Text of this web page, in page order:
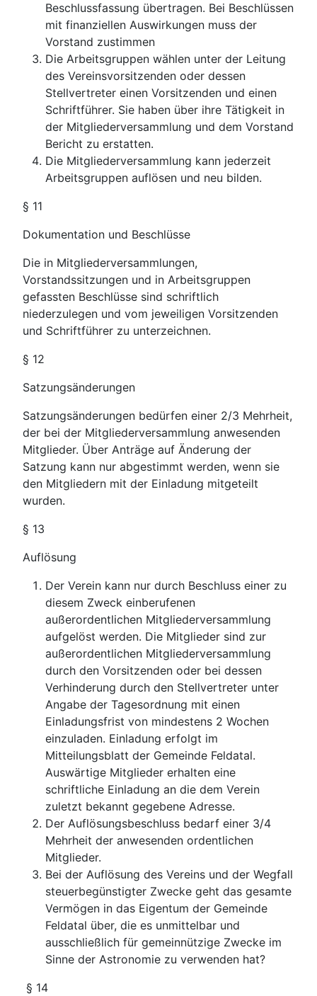
Beschlussfassung übertragen. Bei Beschlüssen
mit finanziellen Auswirkungen muss der
Vorstand zustimmen
Die Arbeitsgruppen wählen unter der Leitung
des Vereinsvorsitzenden oder dessen
Stellvertreter einen Vorsitzenden und einen
Schriftführer. Sie haben über ihre Tätigkeit in
der Mitgliederversammlung und dem Vorstand
Bericht zu erstatten.
Die Mitgliederversammlung kann jederzeit
Arbeitsgruppen auflösen und neu bilden.
§ 11
Dokumentation und Beschlüsse
Die in Mitgliederversammlungen,
Vorstandssitzungen und in Arbeitsgruppen
gefassten Beschlüsse sind schriftlich
niederzulegen und vom jeweiligen Vorsitzenden
und Schriftführer zu unterzeichnen.
§ 12
Satzungsänderungen
Satzungsänderungen bedürfen einer 2/3 Mehrheit,
der bei der Mitgliederversammlung anwesenden
Mitglieder. Über Anträge auf Änderung der
Satzung kann nur abgestimmt werden, wenn sie
den Mitgliedern mit der Einladung mitgeteilt
wurden.
§ 13
Auflösung
Der Verein kann nur durch Beschluss einer zu
diesem Zweck einberufenen
außerordentlichen Mitgliederversammlung
aufgelöst werden. Die Mitglieder sind zur
außerordentlichen Mitgliederversammlung
durch den Vorsitzenden oder bei dessen
Verhinderung durch den Stellvertreter unter
Angabe der Tagesordnung mit einen
Einladungsfrist von mindestens 2 Wochen
einzuladen. Einladung erfolgt im
Mitteilungsblatt der Gemeinde Feldatal.
Auswärtige Mitglieder erhalten eine
schriftliche Einladung an die dem Verein
zuletzt bekannt gegebene Adresse.
Der Auflösungsbeschluss bedarf einer 3/4
Mehrheit der anwesenden ordentlichen
Mitglieder.
Bei der Auflösung des Vereins und der Wegfall
steuerbegünstigter Zwecke geht das gesamte
Vermögen in das Eigentum der Gemeinde
Feldatal über, die es unmittelbar und
ausschließlich für gemeinnützige Zwecke im
Sinne der Astronomie zu verwenden hat?
§ 14